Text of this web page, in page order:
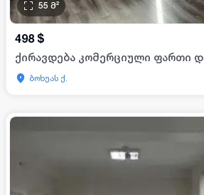
55 მ²
498 $
ქირავდება კომერციული ფართი
ბოხუას ქ.